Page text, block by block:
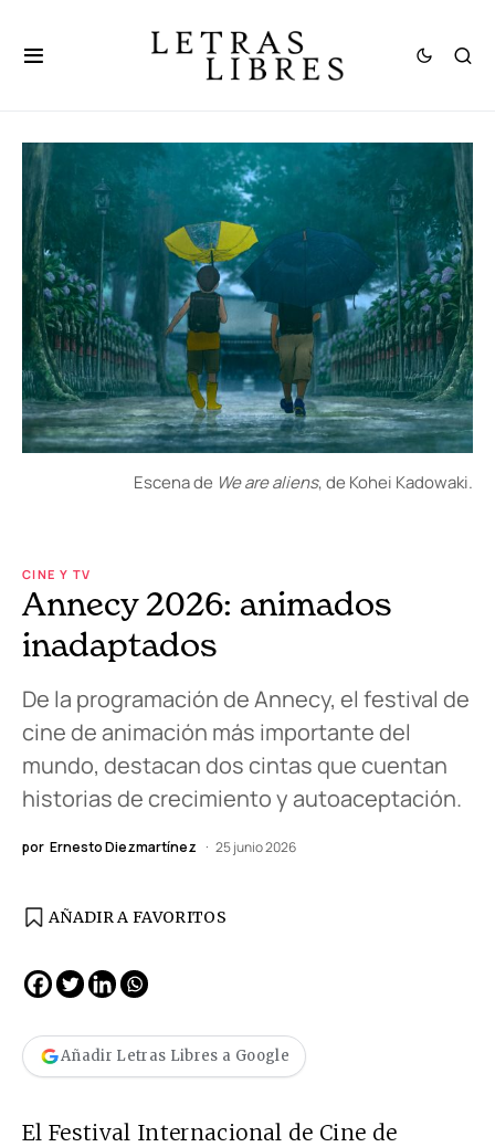
Escena de We are aliens, de Kohei Kadowaki.
CINE Y TV
Annecy 2026: animados
inadaptados
De la programación de Annecy, el festival de
cine de animación más importante del
mundo, destacan dos cintas que cuentan
historias de crecimiento y autoaceptación.
por Ernesto Diezmartínez 25 junio 2026
AÑADIR A FAVORITOS
Añadir Letras Libres a Google
El Festival Internacional de Cine de